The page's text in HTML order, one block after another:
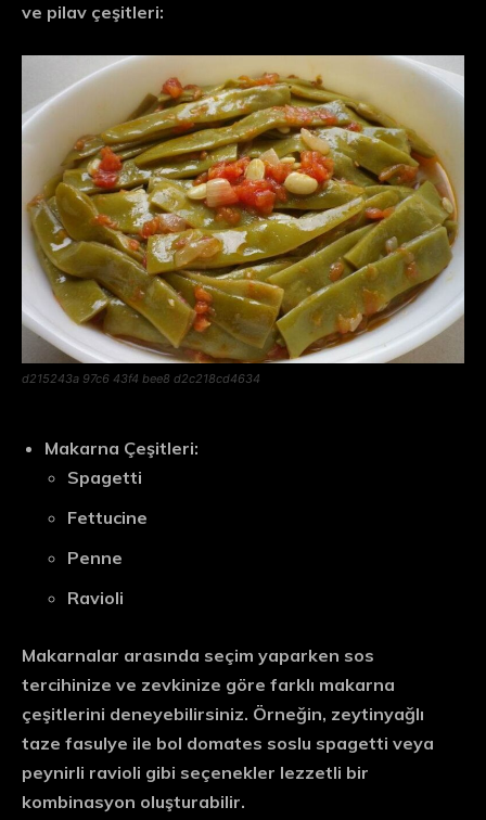
ve pilav çeşitleri:
d215243a 97c6 43f4 bee8 d2c218cd4634
Makarna Çeşitleri:
Spagetti
Fettucine
Penne
Ravioli
Makarnalar arasında seçim yaparken sos
tercihinize ve zevkinize göre farklı makarna
çeşitlerini deneyebilirsiniz. Örneğin, zeytinyağlı
taze fasulye ile bol domates soslu spagetti veya
peynirli ravioli gibi seçenekler lezzetli bir
kombinasyon oluşturabilir.